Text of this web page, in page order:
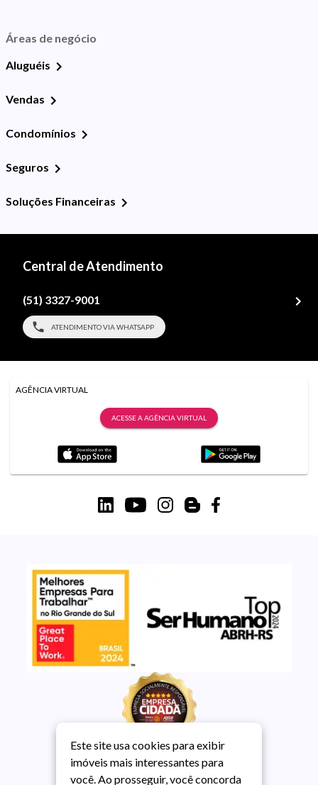
Áreas de negócio
Aluguéis
Vendas
Condomínios
Seguros
Soluções Financeiras
Central de Atendimento
(51) 3327-9001
ATENDIMENTO VIA WHATSAPP
AGÊNCIA VIRTUAL
ACESSE A AGÊNCIA VIRTUAL
Este site usa cookies para exibir
imóveis mais interessantes para
você. Ao prosseguir, você concorda